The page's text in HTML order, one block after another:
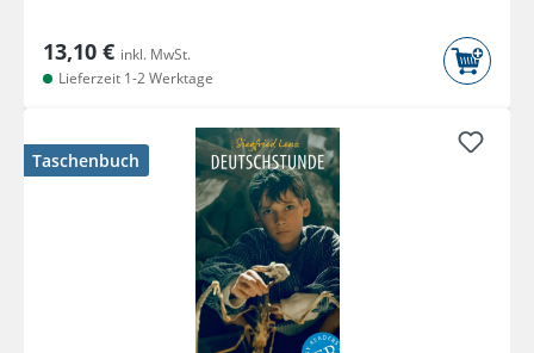
13,10 € inkl. MwSt.
Lieferzeit 1-2 Werktage
Taschenbuch